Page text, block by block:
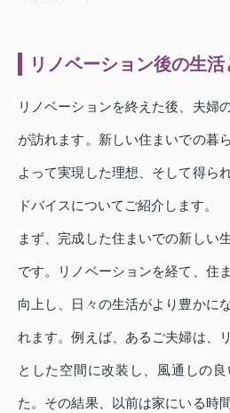
リノベーション後の生
リノベーションを終えた後、夫婦
が訪れます。新しい住まいでの暮
よって実現した理想、そして得ら
ドバイスについてご紹介します。
まず、完成した住まいでの新しい
です。リノベーションを経て、住
向上し、日々の生活がより豊かに
れます。例えば、あるご夫婦は、
とした空間に改装し、風通しの
た。その結果、以前は家にいる時